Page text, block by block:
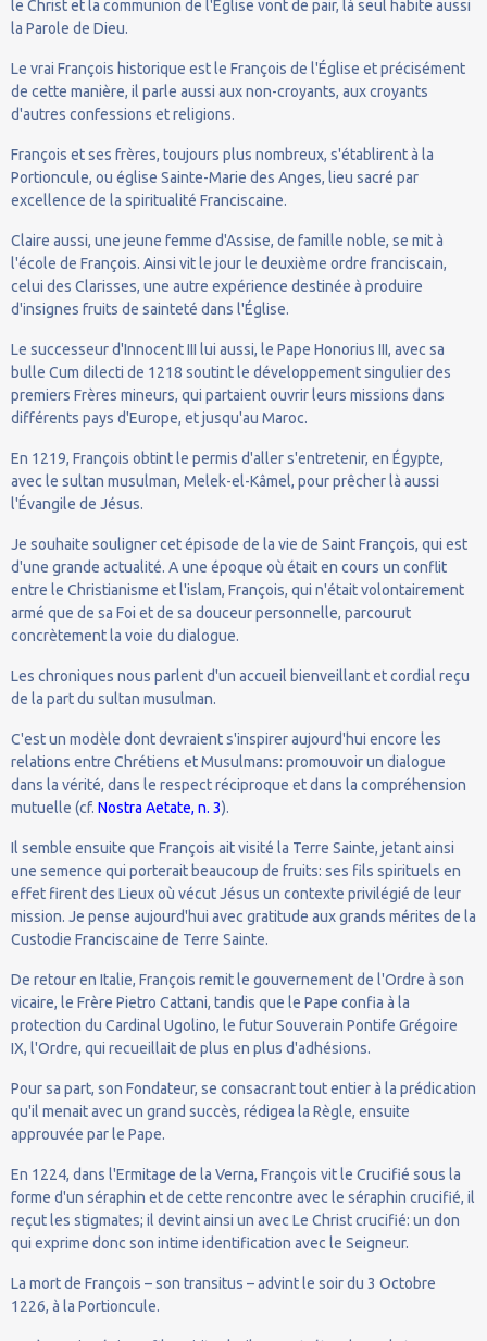
le Christ et la communion de l'Église vont de pair, là seul habite aussi
la Parole de Dieu.
Le vrai François historique est le François de l'Église et précisément
de cette manière, il parle aussi aux non-croyants, aux croyants
d'autres confessions et religions.
François et ses frères, toujours plus nombreux, s'établirent à la
Portioncule, ou église Sainte-Marie des Anges, lieu sacré par
excellence de la spiritualité Franciscaine.
Claire aussi, une jeune femme d'Assise, de famille noble, se mit à
l'école de François. Ainsi vit le jour le deuxième ordre franciscain,
celui des Clarisses, une autre expérience destinée à produire
d'insignes fruits de sainteté dans l'Église.
Le successeur d'Innocent III lui aussi, le Pape Honorius III, avec sa
bulle Cum dilecti de 1218 soutint le développement singulier des
premiers Frères mineurs, qui partaient ouvrir leurs missions dans
différents pays d'Europe, et jusqu'au Maroc.
En 1219, François obtint le permis d'aller s'entretenir, en Égypte,
avec le sultan musulman, Melek-el-Kâmel, pour prêcher là aussi
l'Évangile de Jésus.
Je souhaite souligner cet épisode de la vie de Saint François, qui est
d'une grande actualité. A une époque où était en cours un conflit
entre le Christianisme et l'islam, François, qui n'était volontairement
armé que de sa Foi et de sa douceur personnelle, parcourut
concrètement la voie du dialogue.
Les chroniques nous parlent d'un accueil bienveillant et cordial reçu
de la part du sultan musulman.
C'est un modèle dont devraient s'inspirer aujourd'hui encore les
relations entre Chrétiens et Musulmans: promouvoir un dialogue
dans la vérité, dans le respect réciproque et dans la compréhension
mutuelle (cf. Nostra Aetate, n. 3).
Il semble ensuite que François ait visité la Terre Sainte, jetant ainsi
une semence qui porterait beaucoup de fruits: ses fils spirituels en
effet firent des Lieux où vécut Jésus un contexte privilégié de leur
mission. Je pense aujourd'hui avec gratitude aux grands mérites de la
Custodie Franciscaine de Terre Sainte.
De retour en Italie, François remit le gouvernement de l'Ordre à son
vicaire, le Frère Pietro Cattani, tandis que le Pape confia à la
protection du Cardinal Ugolino, le futur Souverain Pontife Grégoire
IX, l'Ordre, qui recueillait de plus en plus d'adhésions.
Pour sa part, son Fondateur, se consacrant tout entier à la prédication
qu'il menait avec un grand succès, rédigea la Règle, ensuite
approuvée par le Pape.
En 1224, dans l'Ermitage de la Verna, François vit le Crucifié sous la
forme d'un séraphin et de cette rencontre avec le séraphin crucifié, il
reçut les stigmates; il devint ainsi un avec Le Christ crucifié: un don
qui exprime donc son intime identification avec le Seigneur.
La mort de François – son transitus – advint le soir du 3 Octobre
1226, à la Portioncule.